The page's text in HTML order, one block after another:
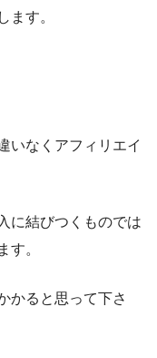
ます。
いなくアフィリエイ
に結びつくものでは
す。
かると思って下さ